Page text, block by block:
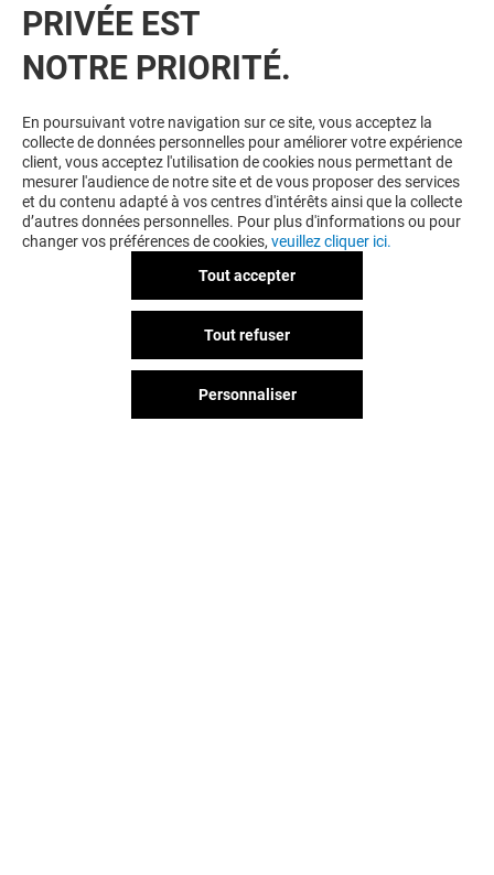
VOUS EN VOULEZ PLUS ? VOUS
AIMEREZ PEUT-ÊTRE
PRIVÉE EST
NOTRE PRIORITÉ.
En poursuivant votre navigation sur ce site, vous acceptez la
collecte de données personnelles pour améliorer votre expérience
client, vous acceptez l'utilisation de cookies nous permettant de
mesurer l'audience de notre site et de vous proposer des services
et du contenu adapté à vos centres d'intérêts ainsi que la collecte
d’autres données personnelles. Pour plus d'informations ou pour
changer vos préférences de cookies, veuillez cliquer ici.
Tout accepter
Tout refuser
Personnaliser